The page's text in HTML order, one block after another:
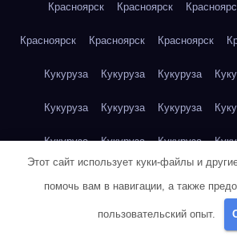
Красноярск Красноярск
Красноярск Красноярск Красноярск
Кукуруза Кукуруза Кукуруза
Кукуруза Кукуруза Кукуруза
Кукуруза Кукуруза Кукуруза
Куриная грудка
Этот сайт использует куки-файлы и
помочь вам в навигации, а также
пользовательский опыт.